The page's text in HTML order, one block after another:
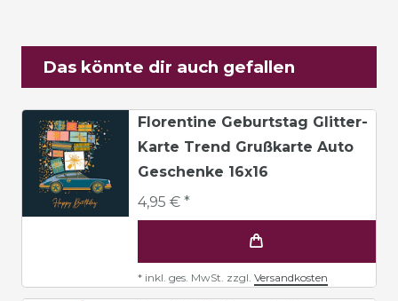
Das könnte dir auch gefallen
Florentine Geburtstag Glitter-
Karte Trend Grußkarte Auto
Geschenke 16x16
4,95 € *
* inkl. ges. MwSt. zzgl. Versandkosten